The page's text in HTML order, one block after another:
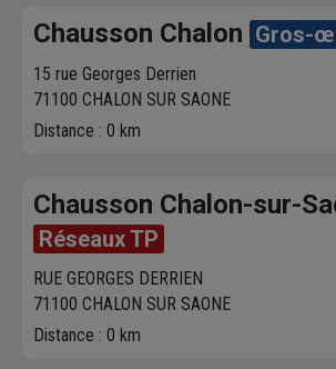
livraison. Bonus :
Nous livrons jusqu'au
7ème étage.
Chausson Chalon Gros-
15 rue Georges Derrien
71100 CHALON SUR SAONE
Distance : 0 km
Chausson Chalon-sur-
Réseaux TP
RUE GEORGES DERRIEN
71100 CHALON SUR SAONE
Distance : 0 km